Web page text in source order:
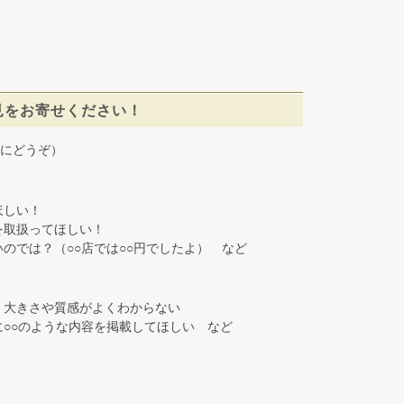
お寄せください！
どうぞ）
い！
扱ってほしい！
では？（○○店では○○円でしたよ） など
きさや質感がよくわからない
のような内容を掲載してほしい など